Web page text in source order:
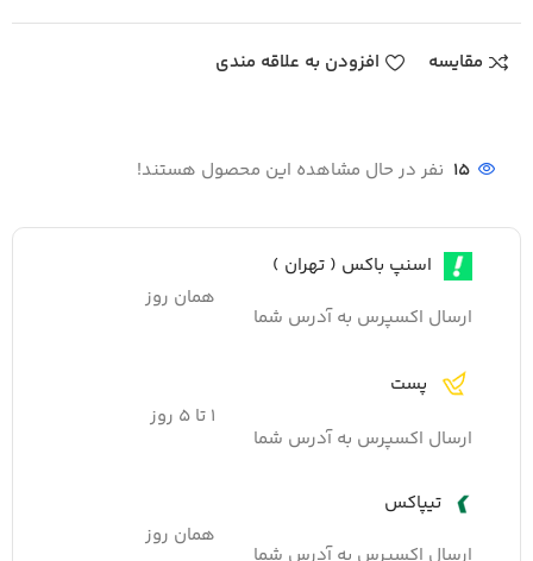
مقایسه افزودن به علاقه مندی
15 نفر در حال مشاهده این محصول هستند!
اسنپ باکس ( تهران )
ارسال اکسپرس به آدرس شما
همان روز
پست
ارسال اکسپرس به آدرس شما
۱ تا ۵ روز
تیپاکس
همان روز